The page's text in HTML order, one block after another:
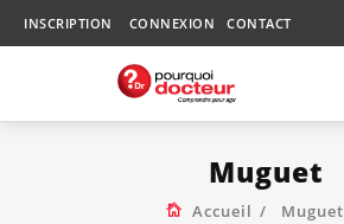
INSCRIPTION CONNEXION CONTACT
Muguet
Accueil Muguet